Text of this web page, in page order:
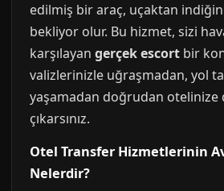
edilmiş bir araç, uçaktan
bekliyor olur. Bu hizmet, sizi
karşılayan gerçek escort bir
valizlerinizle uğraşmadan, yol
yaşamadan doğrudan otelinize
çıkarsınız.
Otel Transfer Hizmetlerinin
Nelerdir?